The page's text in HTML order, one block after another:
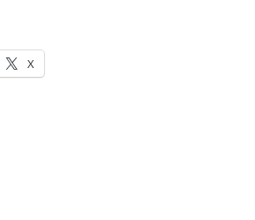
X